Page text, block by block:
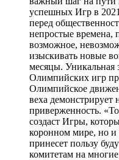
успешных Игр в
перед
непростые времена,
возможное,
изыскивать новые
месяцы. Уникальная
Олимпийских игр
Олимпийское
веха
приверженность.
создаст Игры,
коронном мире, но и
принесет пользу
комитетам на